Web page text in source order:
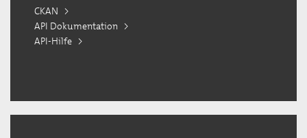
CKAN
API Dokumentation
API-Hilfe